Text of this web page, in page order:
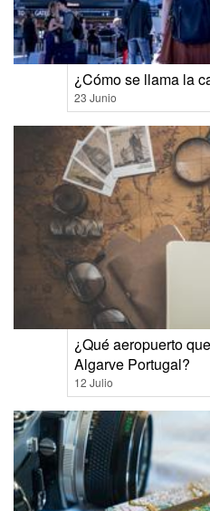
¿Cómo se llama la
23 Junio
¿Qué aeropuerto
Algarve Portugal?
12 Julio